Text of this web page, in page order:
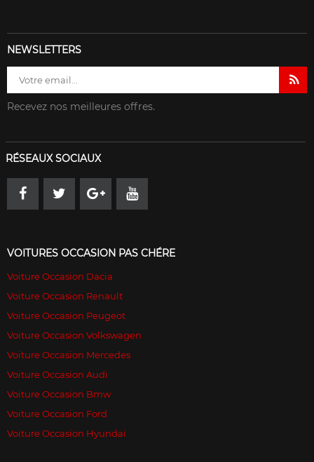
NEWSLETTERS
Recevez nos meilleures offres.
RÉSEAUX SOCIAUX
VOITURES OCCASION PAS CHÉRE
Voiture Occasion Dacia
Voiture Occasion Renault
Voiture Occasion Peugeot
Voiture Occasion Volkswagen
Voiture Occasion Mercedes
Voiture Occasion Audi
Voiture Occasion Bmw
Voiture Occasion Ford
Voiture Occasion Hyundai